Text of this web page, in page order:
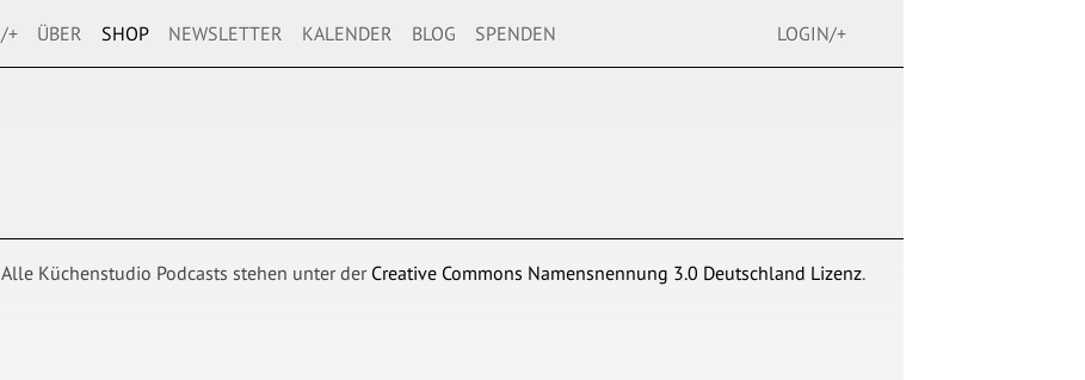
/+ ÜBER SHOP NEWSLETTER KALENDER BLOG SPENDEN LOGIN/+
Alle Küchenstudio Podcasts stehen unter der Creative Commons Namensnennung 3.0 Deutschland Lizenz.